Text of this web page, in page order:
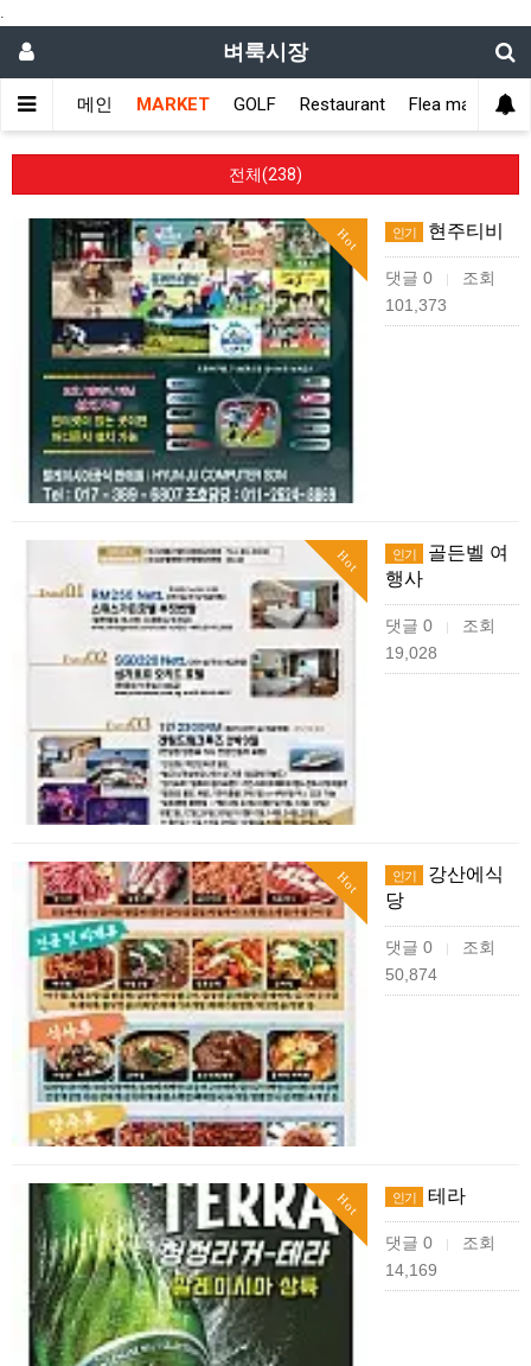
.
벼룩시장
메인 MARKET GOLF Restaurant Flea market
전체(238)
Hot 인기 현주티비
댓글 0 |
조회
101,373
Hot 인기
골든벨 여
행사
댓글 0 |
조회
19,028
Hot 인기
강산에식
당
댓글 0 |
조회
50,874
Hot 인기 테라
댓글 0 |
조회
14,169